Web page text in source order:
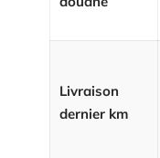
Livraison
dernier km